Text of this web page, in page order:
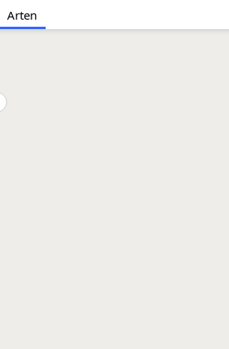
Arten